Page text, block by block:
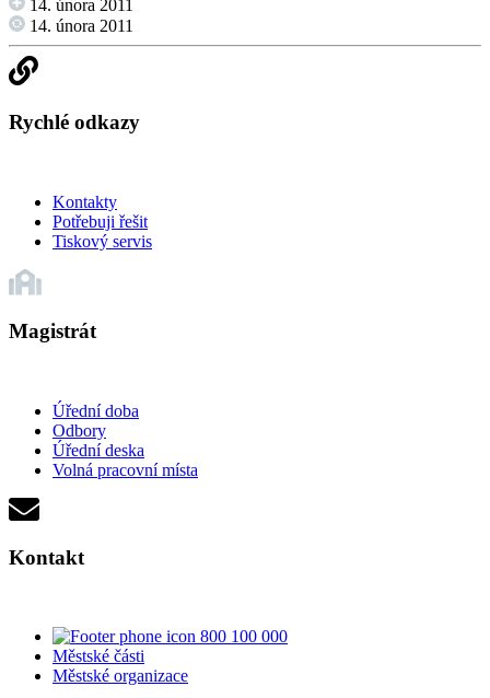
14. února 2011
14. února 2011
Rychlé odkazy
Kontakty
Potřebuji řešit
Tiskový servis
Magistrát
Úřední doba
Odbory
Úřední deska
Volná pracovní místa
Kontakt
800 100 000
Městské části
Městské organizace